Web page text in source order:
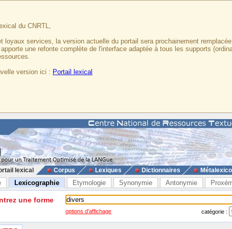
du CNRTL,
loyaux services, la version actuelle du portail sera prochainement
une refonte complète de l'interface adaptée à tous les supports
version ici : Portail lexical
lexical Corpus Lexiques Dictionnaires
Lexicographie Etymologie Synonymie Antonymie
une forme
options d'affichage catégorie :